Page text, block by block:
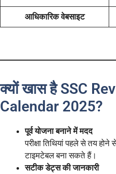
आधिकारिक वेबसाइट
क्यों खास है SSC
Calendar 2025?
पूर्व योजना बनाने में मदद
परीक्षा तिथियां पहले से तय
टाइमटेबल बना सकते हैं।
सटीक डेट्स की जानकारी